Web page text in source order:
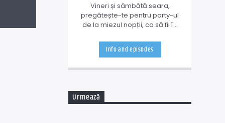
Vineri și sâmbătă seara,
pregătește-te pentru party-ul
de la miezul nopții, ca să fii în
întindere, ceva! Pentru asta ți-
am pregătit o emisiune de
amestecată, dar bine dozată.
Info and episodes
Urmează